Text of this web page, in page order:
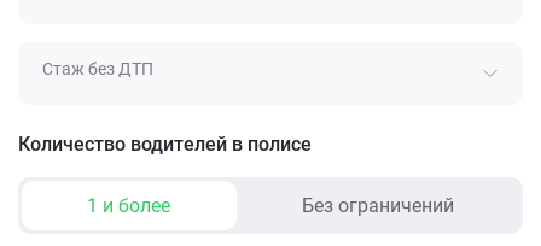
Стаж без ДТП
Количество водителей в полисе
1 и более Без ограничений